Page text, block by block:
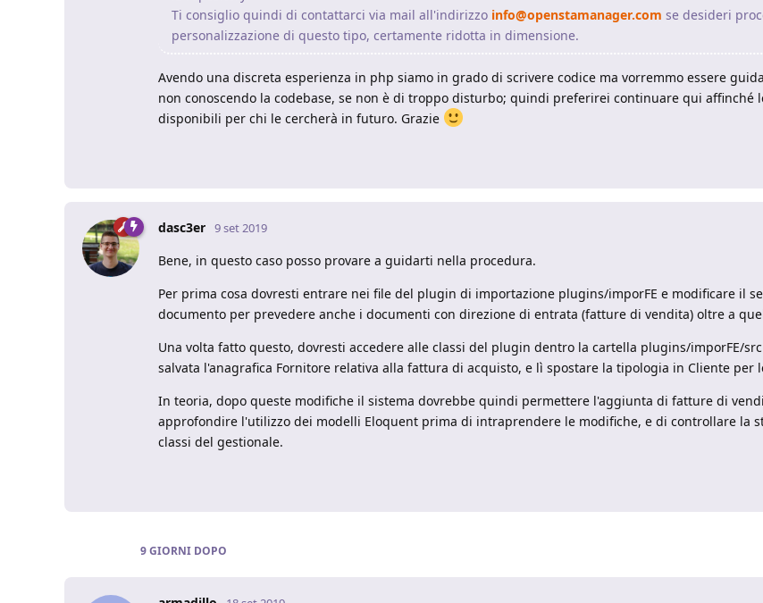
Ti consiglio quindi di contattarci via mail all'indirizzo info@openstamanager.com se desideri
personalizzazione di questo tipo, certamente ridotta in dimensione.
Avendo una discreta esperienza in php siamo in grado di scrivere codice ma vorremmo essere
non conoscendo la codebase, se non è di troppo disturbo; quindi preferirei continuare qui affinché
disponibili per chi le cercherà in futuro. Grazie
dasc3er 9 set 2019
Bene, in questo caso posso provare a guidarti nella procedura.
Per prima cosa dovresti entrare nei file del plugin di importazione plugins/imporFE e modificare il
documento per prevedere anche i documenti con direzione di entrata (fatture di vendita) oltre a
Una volta fatto questo, dovresti accedere alle classi del plugin dentro la cartella plugins/imporFE/
salvata l'anagrafica Fornitore relativa alla fattura di acquisto, e lì spostare la tipologia in Cliente per
In teoria, dopo queste modifiche il sistema dovrebbe quindi permettere l'aggiunta di fatture di
approfondire l'utilizzo dei modelli Eloquent prima di intraprendere le modifiche, e di controllare la
classi del gestionale.
9 GIORNI DOPO